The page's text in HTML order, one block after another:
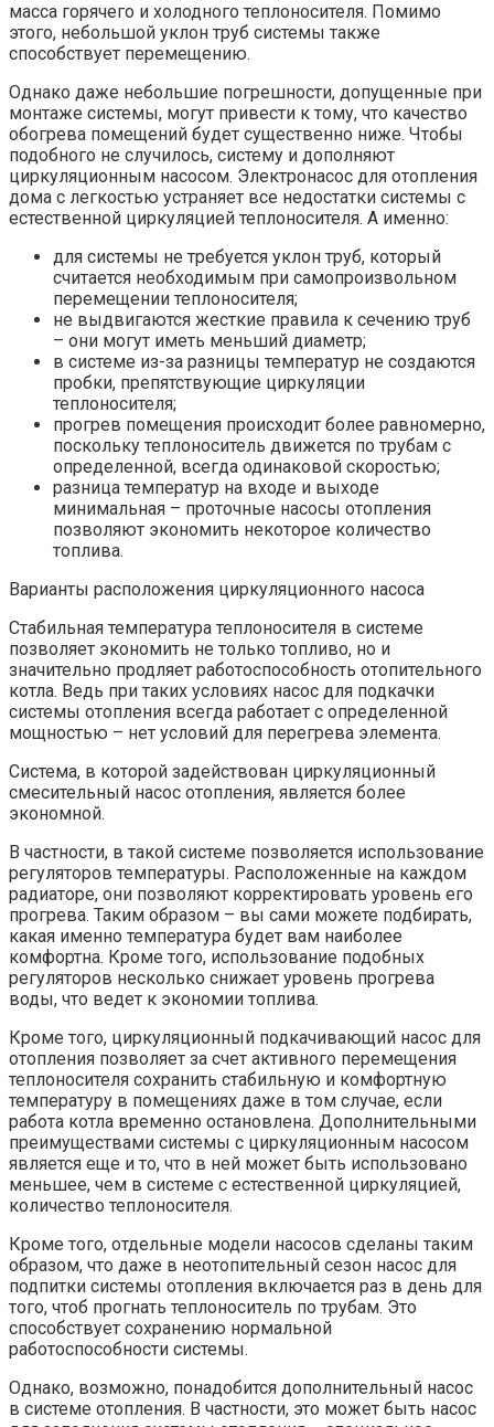
масса горячего и холодного теплоносителя. Помимо
этого, небольшой уклон труб системы также
способствует перемещению.
Однако даже небольшие погрешности, допущенные при
монтаже системы, могут привести к тому, что качество
обогрева помещений будет существенно ниже. Чтобы
подобного не случилось, систему и дополняют
циркуляционным насосом. Электронасос для отопления
дома с легкостью устраняет все недостатки системы с
естественной циркуляцией теплоносителя. А именно:
для системы не требуется уклон труб, который
считается необходимым при самопроизвольном
перемещении теплоносителя;
не выдвигаются жесткие правила к сечению труб
– они могут иметь меньший диаметр;
в системе из-за разницы температур не создаются
пробки, препятствующие циркуляции
теплоносителя;
прогрев помещения происходит более равномерно,
поскольку теплоноситель движется по трубам с
определенной, всегда одинаковой скоростью;
разница температур на входе и выходе
минимальная – проточные насосы отопления
позволяют экономить некоторое количество
топлива.
Варианты расположения циркуляционного насоса
Стабильная температура теплоносителя в системе
позволяет экономить не только топливо, но и
значительно продляет работоспособность отопительного
котла. Ведь при таких условиях насос для подкачки
системы отопления всегда работает с определенной
мощностью – нет условий для перегрева элемента.
Система, в которой задействован циркуляционный
смесительный насос отопления, является более
экономной.
В частности, в такой системе позволяется использование
регуляторов температуры. Расположенные на каждом
радиаторе, они позволяют корректировать уровень его
прогрева. Таким образом – вы сами можете подбирать,
какая именно температура будет вам наиболее
комфортна. Кроме того, использование подобных
регуляторов несколько снижает уровень прогрева
воды, что ведет к экономии топлива.
Кроме того, циркуляционный подкачивающий насос для
отопления позволяет за счет активного перемещения
теплоносителя сохранить стабильную и комфортную
температуру в помещениях даже в том случае, если
работа котла временно остановлена. Дополнительными
преимуществами системы с циркуляционным насосом
является еще и то, что в ней может быть использовано
меньшее, чем в системе с естественной циркуляцией,
количество теплоносителя.
Кроме того, отдельные модели насосов сделаны таким
образом, что даже в неотопительный сезон насос для
подпитки системы отопления включается раз в день для
того, чтоб прогнать теплоноситель по трубам. Это
способствует сохранению нормальной
работоспособности системы.
Однако, возможно, понадобится дополнительный насос
в системе отопления. В частности, это может быть насос